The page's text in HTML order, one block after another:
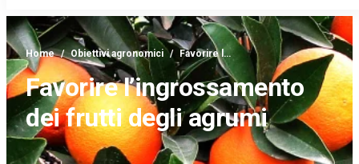
Home / Obiettivi agronomici / Favorire l…
Favorire l’ingrossamento
dei frutti degli agrumi